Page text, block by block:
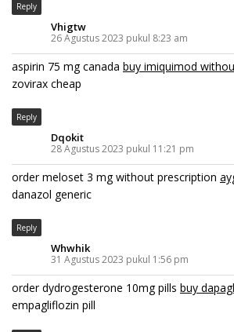
Reply
Vhigtw
26 Agustus 2023 pukul 8:23 am
aspirin 75 mg canada buy imiquimod
zovirax cheap
Reply
Dqokit
28 Agustus 2023 pukul 11:21 pm
order meloset 3 mg without prescription
danazol generic
Reply
Whwhik
31 Agustus 2023 pukul 1:56 pm
order dydrogesterone 10mg pills buy
empagliflozin pill